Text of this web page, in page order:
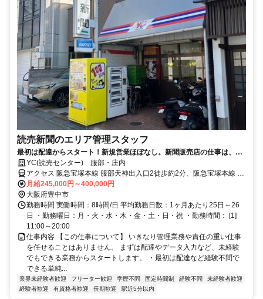
読売新聞のエリア管理スタッフ
最初は配達からスタート！新規営業ほぼなし。新聞販売店の仕事は、地
域の人々の生活をサポートできる仕事です。
YC(読売センター) 服部・庄内
アクセス 阪急宝塚本線 服部天神出入口2徒歩約2分、阪急宝塚本線 曽
根（大阪府）徒歩約17分、阪急宝塚本線 庄内（大阪府）東口徒歩約
20分
月給245,000円～400,000円
大阪府豊中市
勤務時間 実働時間：8時間/日 平均勤務日数：1ヶ月あたり25日～26
日 ・勤務曜日：月・火・水・木・金・土・日・祝 ・勤務時間： [1]
11:00～20:00
仕事内容 【この仕事について】 いきなり管理業務や責任の重い仕事
を任せることはありません。 まずは配達やデータ入力など、未経験
でもできる業務からスタートします。 ・最初は配達など経験不問で
できる単純...
業界未経験者歓迎 フリーター歓迎 学歴不問 固定時間制 経験不問
未経験者歓迎
経験者歓迎
有資格者歓迎 長期歓迎 駅近5分以内